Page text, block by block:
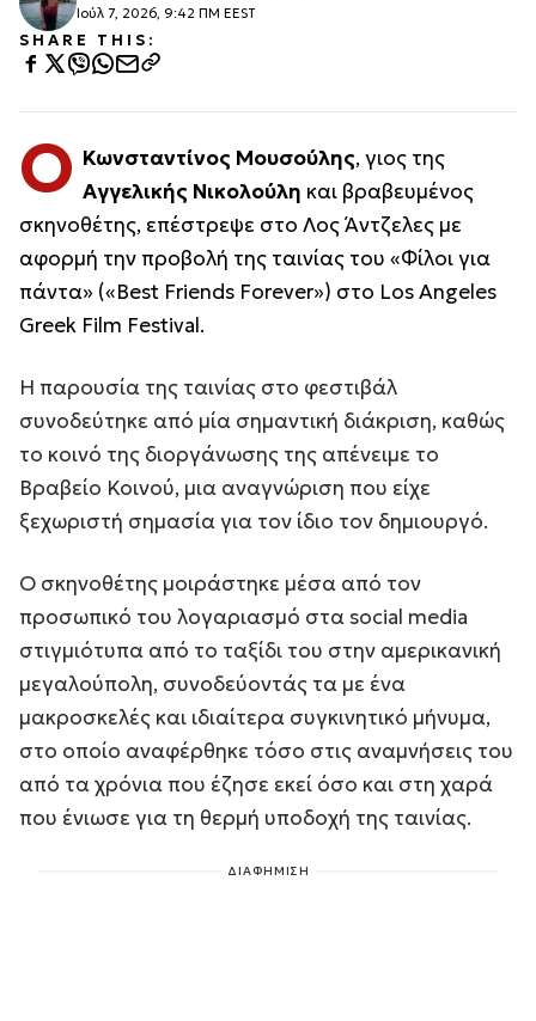
Ιούλ 7, 2026, 9:42 ΠΜ EEST
SHARE THIS:
Ο Κωνσταντίνος Μουσούλης, γιος της
Αγγελικής Νικολούλη και βραβευμένος
σκηνοθέτης, επέστρεψε στο Λος Άντζελες με
αφορμή την προβολή της ταινίας του «Φίλοι για
πάντα» («Best Friends Forever») στο Los Angeles
Greek Film Festival.
Η παρουσία της ταινίας στο φεστιβάλ
συνοδεύτηκε από μία σημαντική διάκριση, καθώς
το κοινό της διοργάνωσης της απένειμε το
Βραβείο Κοινού, μια αναγνώριση που είχε
ξεχωριστή σημασία για τον ίδιο τον δημιουργό.
Ο σκηνοθέτης μοιράστηκε μέσα από τον
προσωπικό του λογαριασμό στα social media
στιγμιότυπα από το ταξίδι του στην αμερικανική
μεγαλούπολη, συνοδεύοντάς τα με ένα
μακροσκελές και ιδιαίτερα συγκινητικό μήνυμα,
στο οποίο αναφέρθηκε τόσο στις αναμνήσεις του
από τα χρόνια που έζησε εκεί όσο και στη χαρά
που ένιωσε για τη θερμή υποδοχή της ταινίας.
ΔΙΑΦΗΜΙΣΗ